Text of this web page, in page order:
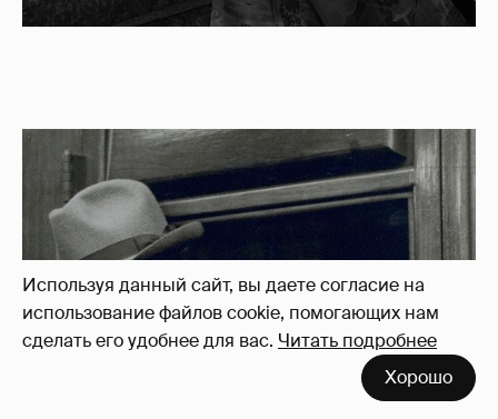
Используя данный сайт, вы даете согласие на
использование файлов cookie, помогающих нам
сделать его удобнее для вас. Читать подробнее
Хорошо